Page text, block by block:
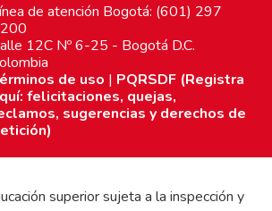
de atención Bogotá: (601) 297
12C Nº 6-25 - Bogotá D.C.
de uso | PQRSDF (Registra
felicitaciones, quejas,
sugerencias y derechos de
superior sujeta a la inspección y